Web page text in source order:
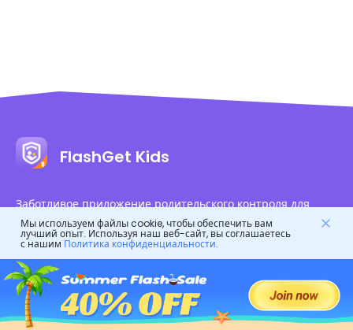
FlashGet Kids
Заботливое приложение родительского контроля для
всех!
Это онлайн-ассистент для родителей, чтобы защитить
своих детей.
Это цифровой телохранитель для здоровой жизни детей.
Мы используем файлы cookie, чтобы обеспечить вам
лучший опыт. Используя наш веб-сайт, вы соглашаетесь
с нашим Политика конфиденциальности.